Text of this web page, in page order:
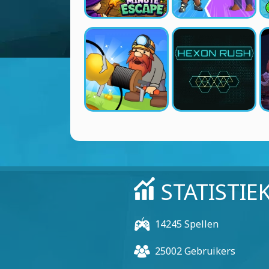
14245 Spellen
25002 Gebruikers